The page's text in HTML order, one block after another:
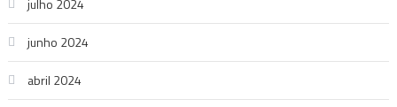
julho 2024
junho 2024
abril 2024